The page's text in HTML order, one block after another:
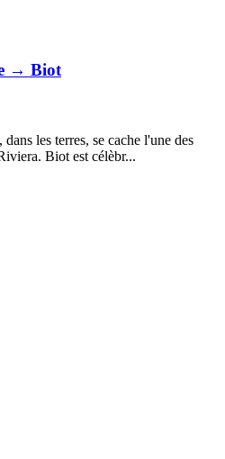
→ Biot
les terres, se cache l'une des
Biot est célèbr...